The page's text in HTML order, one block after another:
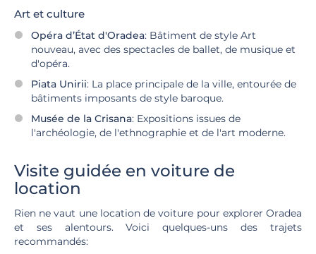
Art et culture
Opéra d’État d'Oradea: Bâtiment de style Art
nouveau, avec des spectacles de ballet, de musique et
d'opéra.
Piata Unirii: La place principale de la ville, entourée de
bâtiments imposants de style baroque.
Musée de la Crisana: Expositions issues de
l'archéologie, de l'ethnographie et de l'art moderne.
Visite guidée en voiture de
location
Rien ne vaut une location de voiture pour explorer Oradea
et ses alentours. Voici quelques-uns des trajets
recommandés: